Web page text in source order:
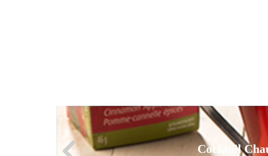
Cocktail
Cocktail